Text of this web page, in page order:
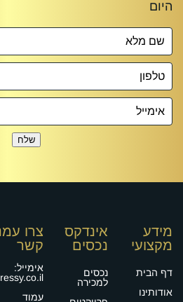
שלח
מידע
מקצועי
דף הבית
אודותינו
אינדקס
נכסים
נכסים
למכירה
צרו
קשר
אימייל:
עמוד